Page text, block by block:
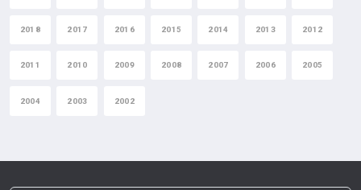
2018 2017 2016 2015 2014 2013 2012
2011 2010 2009 2008 2007 2006 2005
2004 2003 2002